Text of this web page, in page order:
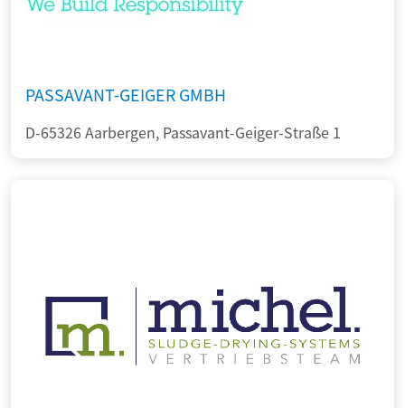
PASSAVANT-GEIGER GMBH
D-65326 Aarbergen, Passavant-Geiger-Straße 1